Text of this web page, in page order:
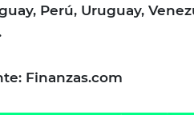
Perú, Uruguay,
Finanzas.com